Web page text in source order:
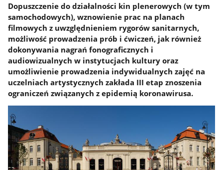
Dopuszczenie do działalności kin plenerowych (w tym
samochodowych), wznowienie prac na planach
filmowych z uwzględnieniem rygorów sanitarnych,
możliwość prowadzenia prób i ćwiczeń, jak również
dokonywania nagrań fonograficznych i
audiowizualnych w instytucjach kultury oraz
umożliwienie prowadzenia indywidualnych zajęć na
uczelniach artystycznych zakłada III etap znoszenia
ograniczeń związanych z epidemią koronawirusa.